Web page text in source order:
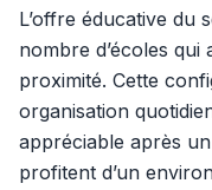
L’offre éducative du
nombre d’écoles
proximité. Cette
organisation
appréciable après
profitent d’un